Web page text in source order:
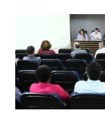
Image